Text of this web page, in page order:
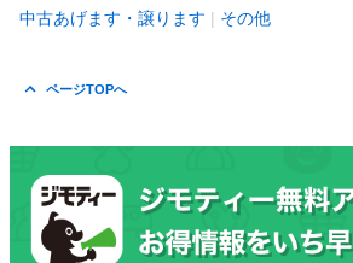
中古あげます・譲ります その他
ページTOPへ